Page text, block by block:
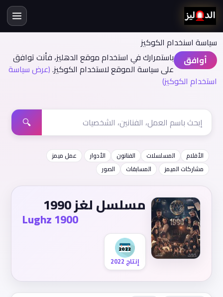
سياسة اسنخدام الكوكيز
أوافق
باستمرارك في استخدام موقع الدهليز، فأنت توافق
على سياسة الموقع لاستخدام الكوكيز.(عرض سياسة
استخدام الكوكيز)
🔍
الأفلام المسلسلات الفنانون الأدوار
عمل ميمز
مشاركات الميمز
المسابقات الصور
مسلسل لغز 1990
Lughz 1900
إنتاج 2022